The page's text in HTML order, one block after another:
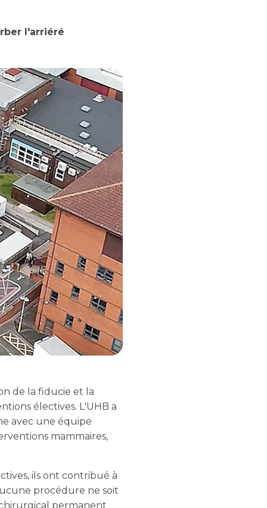
l'arriéré
de la fiducie et la
électives. L'UHB a
avec une équipe
mammaires,
ils ont contribué à
procédure ne soit
permanent